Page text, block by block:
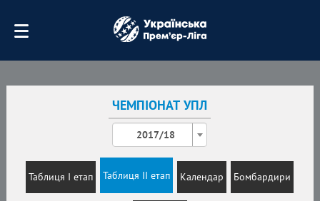
ЧЕМПІОНАТ УПЛ
2017/18
Таблиця I етап Таблиця II етап Календар Бомбардири